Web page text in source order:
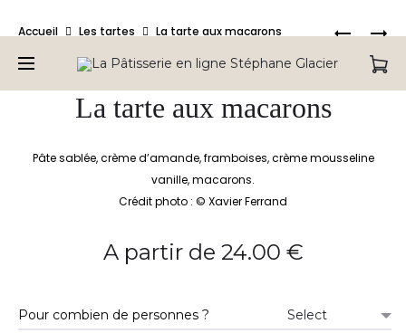
retrouvez tous nos produits.
GLACÉ
D’ÉTÉ
Accueil Les tartes La tarte aux macarons
La tarte aux macarons
Pâte sablée, crème d’amande, framboises, crème mousseline
vanille, macarons.
Crédit photo : © Xavier Ferrand
A partir de 24.00 €
Pour combien de personnes ?